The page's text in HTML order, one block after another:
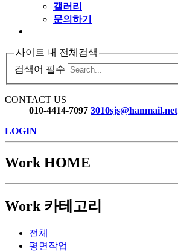
갤러리
문의하기
사이트 내 전체검색
검색어 필수
CONTACT US
010-4414-7097 3010sjs@hanmail.net
LOGIN
Work HOME
Work 카테고리
전체
평면작업